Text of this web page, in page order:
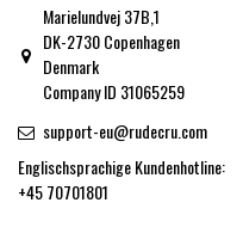
Marielundvej 37B,1
DK-2730 Copenhagen
Denmark
Company ID 31065259
support-eu@rudecru.com
Englischsprachige Kundenhotline:
+45 70701801